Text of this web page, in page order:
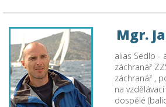
Mgr.
alias Sedlo -
záchranář
záchranář ,
na
dospělé